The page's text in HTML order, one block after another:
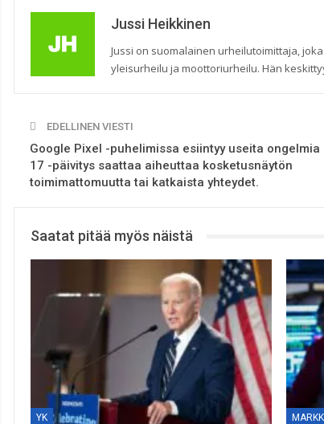
Jussi Heikkinen
Jussi on suomalainen urheilutoimittaja,
yleisurheilu ja moottoriurheilu. Hän
EDELLINEN VIESTI
Google Pixel -puhelimissa esiintyy useita ongelmia
17 -päivitys saattaa aiheuttaa kosketusnäytön
toimimattomuutta tai katkaista yhteydet.
Saatat pitää myös näistä
YK